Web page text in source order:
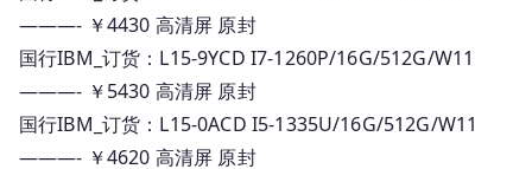
———- ￥4430 高清屏 原封
国行IBM_订货：L15-9YCD I7-1260P/16G/512G/W11
———- ￥5430 高清屏 原封
国行IBM_订货：L15-0ACD I5-1335U/16G/512G/W11
———- ￥4620 高清屏 原封